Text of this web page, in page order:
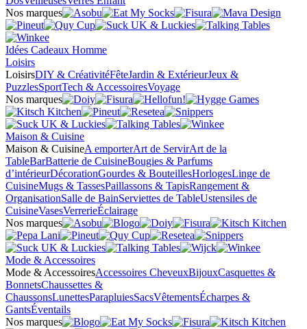
Nos marques
Idées Cadeaux Homme
Loisirs
LoisirsDIY & CréativitéFêteJardin & ExtérieurJeux &
PuzzlesSportTech & AccessoiresVoyage
Nos marques
Maison & Cuisine
Maison & CuisineA emporterArt de ServirArt de la
TableBarBatterie de CuisineBougies & Parfums
d’intérieurDécorationGourdes & BouteillesHorlogesLinge de
CuisineMugs & TassesPaillassons & TapisRangement &
OrganisationSalle de BainServiettes de TableUstensiles de
CuisineVasesVerrerieÉclairage
Nos marques
Mode & Accessoires
Mode & AccessoiresAccessoires CheveuxBijouxCasquettes &
BonnetsChaussettes &
ChaussonsLunettesParapluiesSacsVêtementsÉcharpes &
GantsÉventails
Nos marques